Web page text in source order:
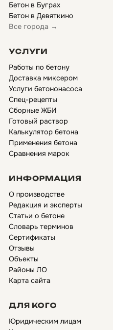
Бетон в Буграх
Бетон в Девяткино
Все города →
УСЛУГИ
Работы по бетону
Доставка миксером
Услуги бетононасоса
Спец-рецепты
Сборные ЖБИ
Готовый раствор
Калькулятор бетона
Применения бетона
Сравнения марок
ИНФОРМАЦИЯ
О производстве
Редакция и эксперты
Статьи о бетоне
Словарь терминов
Сертификаты
Отзывы
Объекты
Районы ЛО
Карта сайта
ДЛЯ КОГО
Юридическим лицам